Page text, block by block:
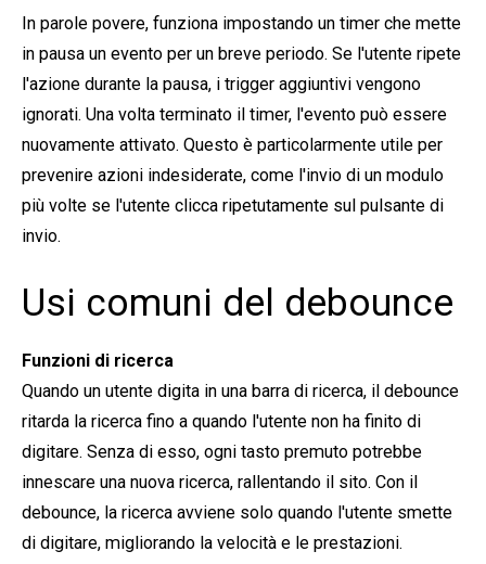
In parole povere, funziona impostando un timer che mette
in pausa un evento per un breve periodo. Se l'utente ripete
l'azione durante la pausa, i trigger aggiuntivi vengono
ignorati. Una volta terminato il timer, l'evento può essere
nuovamente attivato. Questo è particolarmente utile per
prevenire azioni indesiderate, come l'invio di un modulo
più volte se l'utente clicca ripetutamente sul pulsante di
invio.
Usi comuni del debounce
Funzioni di ricerca
Quando un utente digita in una barra di ricerca, il debounce
ritarda la ricerca fino a quando l'utente non ha finito di
digitare. Senza di esso, ogni tasto premuto potrebbe
innescare una nuova ricerca, rallentando il sito. Con il
debounce, la ricerca avviene solo quando l'utente smette
di digitare, migliorando la velocità e le prestazioni.